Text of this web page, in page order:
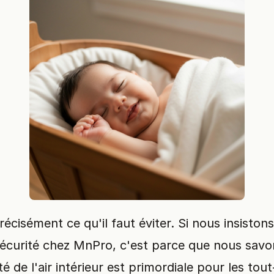
ce qu'il faut éviter. Si nous
chez MnPro, c'est parce que nous
de l'air intérieur est primordiale pour les